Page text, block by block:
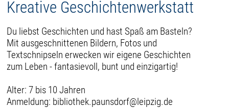
Kreative Geschichtenwerkstatt
Du liebst Geschichten und hast Spaß am Basteln?
Mit ausgeschnittenen Bildern, Fotos und
Textschnipseln erwecken wir eigene Geschichten
zum Leben - fantasievoll, bunt und einzigartig!
Alter: 7 bis 10 Jahren
Anmeldung: bibliothek.paunsdorf@leipzig.de